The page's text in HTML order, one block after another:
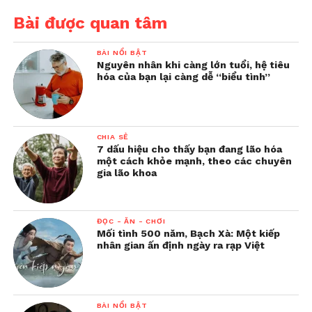
Bài được quan tâm
BÀI NỔI BẬT
Nguyên nhân khi càng lớn tuổi, hệ tiêu
hóa của bạn lại càng dễ “biểu tình”
CHIA SẺ
7 dấu hiệu cho thấy bạn đang lão hóa
một cách khỏe mạnh, theo các chuyên
gia lão khoa
ĐỌC - ĂN - CHƠI
Mối tình 500 năm, Bạch Xà: Một kiếp
nhân gian ấn định ngày ra rạp Việt
BÀI NỔI BẬT